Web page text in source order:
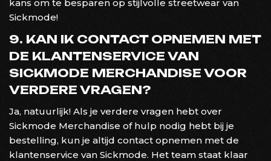
kans om te besparen op stijlvolle streetwear van
Sickmode!
9. KAN IK CONTACT OPNEMEN MET
DE KLANTENSERVICE VAN
SICKMODE MERCHANDISE VOOR
VERDERE VRAGEN?
Ja, natuurlijk! Als je verdere vragen hebt over
Sickmode Merchandise of hulp nodig hebt bij je
bestelling, kun je altijd contact opnemen met de
klantenservice van Sickmode. Het team staat klaar